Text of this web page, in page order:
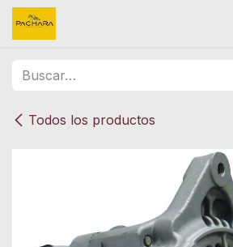
Ir al contenido
Todos los productos